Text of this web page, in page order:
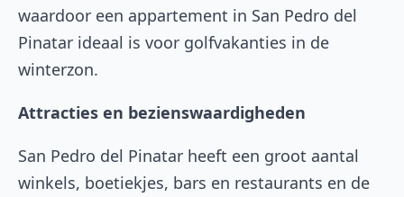
waardoor een appartement in San Pedro del
Pinatar ideaal is voor golfvakanties in de
winterzon.
Attracties en bezienswaardigheden
San Pedro del Pinatar heeft een groot aantal
winkels, boetiekjes, bars en restaurants en de